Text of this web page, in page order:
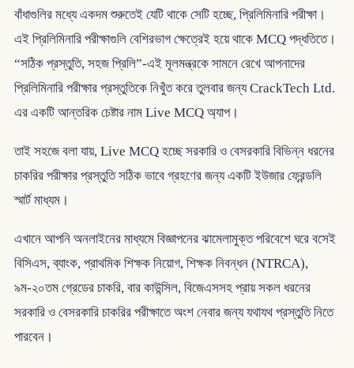
বাঁধাগুলির মধ্যে একদম শুরুতেই যেটি থাকে সেটি হচ্ছে, প্রিলিমিনারি পরীক্ষা।
এই প্রিলিমিনারি পরীক্ষাগুলি বেশিরভাগ ক্ষেত্রেই হয়ে থাকে MCQ পদ্ধতিতে।
“সঠিক প্রস্তুতি, সহজ প্রিলি”-এই মূলমন্ত্রকে সামনে রেখে আপনাদের
প্রিলিমিনারি পরীক্ষার প্রস্তুতিকে নিখুঁত করে তুলবার জন্য CrackTech Ltd.
এর একটি আন্তরিক চেষ্টার নাম Live MCQ অ্যাপ।
তাই সহজে বলা যায়, Live MCQ হচ্ছে সরকারি ও বেসরকারি বিভিন্ন ধরনের
চাকরির পরীক্ষার প্রস্তুতি সঠিক ভাবে গ্রহণের জন্য একটি ইউজার ফ্রেন্ডলি
স্মার্ট মাধ্যম।
এখানে আপনি অনলাইনের মাধ্যমে বিজ্ঞাপনের ঝামেলামুক্ত পরিবেশে ঘরে বসেই
বিসিএস, ব্যাংক, প্রাথমিক শিক্ষক নিয়োগ, শিক্ষক নিবন্ধন (NTRCA),
৯ম-২০তম গ্রেডের চাকরি, বার কাউন্সিল, বিজেএসসহ প্রায় সকল ধরনের
সরকারি ও বেসরকারি চাকরির পরীক্ষাতে অংশ নেবার জন্য যথাযথ প্রস্তুতি নিতে
পারবেন।